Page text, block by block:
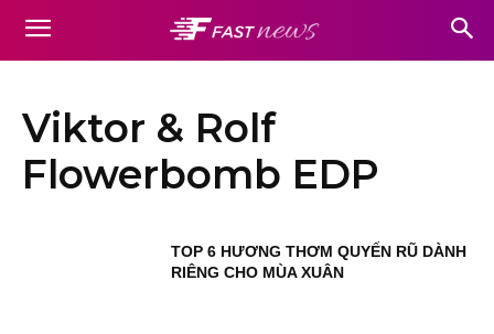
Viktor & Rolf
Flowerbomb EDP
TOP 6 HƯƠNG THƠM QUYẾN RŨ DÀNH
RIÊNG CHO MÙA XUÂN